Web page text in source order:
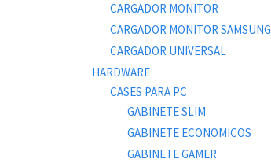
CARGADOR MONITOR
CARGADOR MONITOR SAMSUNG
CARGADOR UNIVERSAL
HARDWARE
CASES PARA PC
GABINETE SLIM
GABINETE ECONOMICOS
GABINETE GAMER